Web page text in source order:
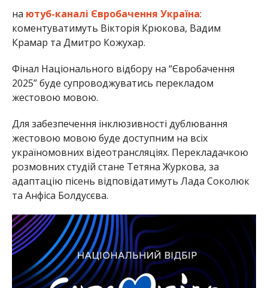
на ютуб-каналі Євробачення Україна:
коментуватимуть Вікторія Крюкова, Вадим
Крамар та Дмитро Кожухар.
Фінал Національного відбору на “Євробачення
2025” буде супроводжуватись перекладом
жестовою мовою.
Для забезпечення інклюзивності дублювання
жестовою мовою буде доступним на всіх
україномовних відеотрансляціях. Перекладачкою
розмовних студій стане Тетяна Журкова, за
адаптацію пісень відповідатимуть Лада Соколюк
та Анфіса Болдусєва.